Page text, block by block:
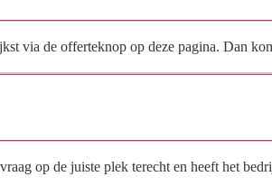
via de offerteknop op deze pagina. Dan
op de juiste plek terecht en heeft het